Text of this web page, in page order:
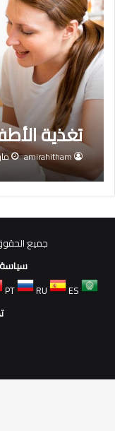
تغذية
amirahitham
جميع
PT RU
ES